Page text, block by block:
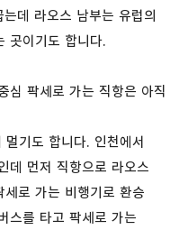
데 라오스 남부는 유럽의
곳이기도 합니다.
심 팍세로 가는 직항은 아직
기도 합니다. 인천에서
데 먼저 직항으로 라오스
로 가는 비행기로 환승
스를 타고 팍세로 가는